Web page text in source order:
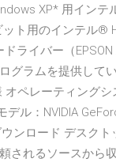
XP* 用イン
ト用のインテル®
ライバー（
グラムを提供して
ペレーティング
ル：NVIDIA
ンロード デスク
されるソースから